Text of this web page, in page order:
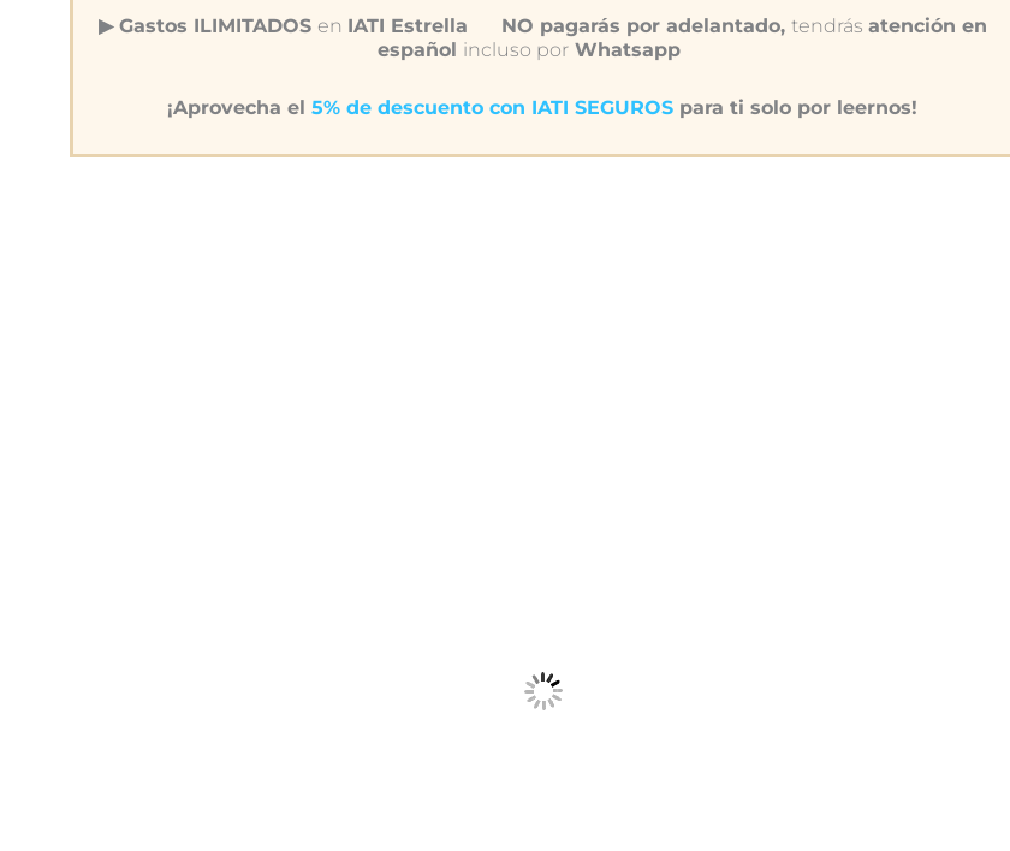
▶︎ Gastos ILIMITADOS en IATI Estrella NO pagarás por adelantado, tendrás atención en
español incluso porWhatsapp
¡Aprovecha el 5% de descuento con IATI SEGUROSpara ti solo por leernos!